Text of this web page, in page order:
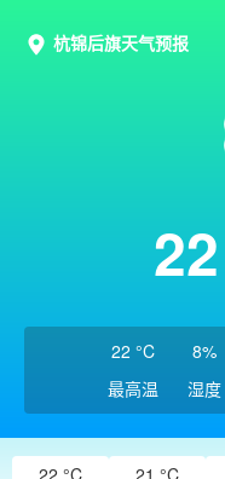
杭锦后旗天气预报
22
22 °C
最高温
8%
湿度